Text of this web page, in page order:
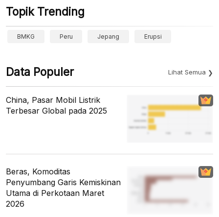
Topik Trending
BMKG Peru Jepang Erupsi
Data Populer Lihat Semua
China, Pasar Mobil Listrik
Terbesar Global pada 2025
Beras, Komoditas
Penyumbang Garis Kemiskinan
Utama di Perkotaan Maret
2026